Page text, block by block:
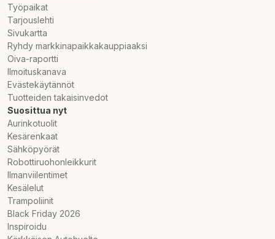
Työpaikat
Tarjouslehti
Sivukartta
Ryhdy markkinapaikkakauppiaaksi
Oiva-raportti
Ilmoituskanava
Evästekäytännöt
Tuotteiden takaisinvedot
Suosittua nyt
Aurinkotuolit
Kesärenkaat
Sähköpyörät
Robottiruohonleikkurit
Ilmanviilentimet
Kesälelut
Trampoliinit
Black Friday 2026
Inspiroidu